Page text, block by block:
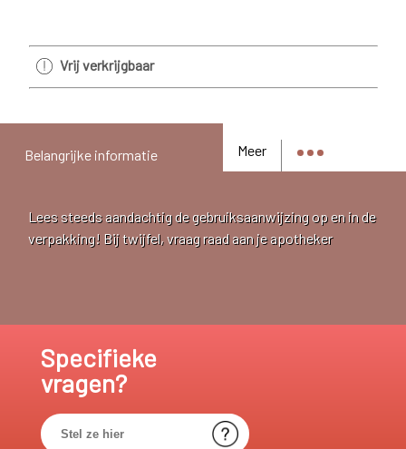
Vrij verkrijgbaar
Meer
Belangrijke informatie
Lees steeds aandachtig de gebruiksaanwijzing op en in de
verpakking! Bij twijfel, vraag raad aan je apotheker
Specifieke
vragen?